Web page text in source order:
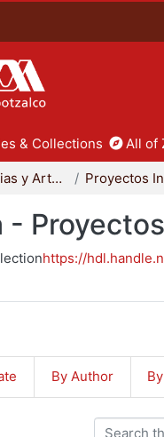
& Collections All of
División de Ciencias y Artes para el Diseño
https://
By Author